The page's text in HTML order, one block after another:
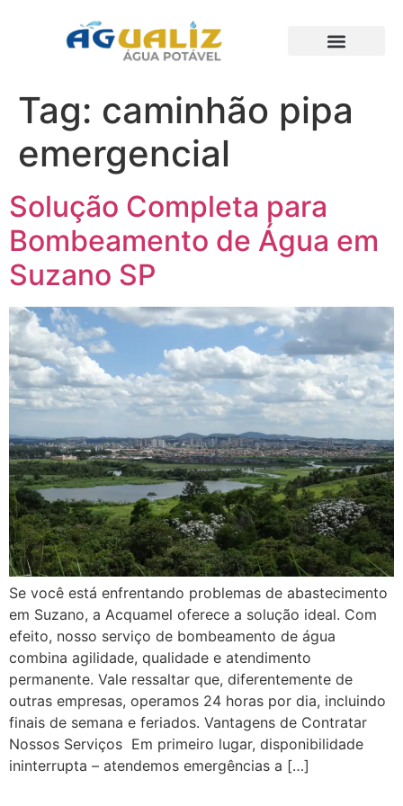
Tag: caminhão pipa
emergencial
Solução Completa para
Bombeamento de Água em
Suzano SP
Se você está enfrentando problemas de abastecimento
em Suzano, a Acquamel oferece a solução ideal. Com
efeito, nosso serviço de bombeamento de água
combina agilidade, qualidade e atendimento
permanente. Vale ressaltar que, diferentemente de
outras empresas, operamos 24 horas por dia, incluindo
finais de semana e feriados. Vantagens de Contratar
Nossos Serviços Em primeiro lugar, disponibilidade
ininterrupta – atendemos emergências a […]